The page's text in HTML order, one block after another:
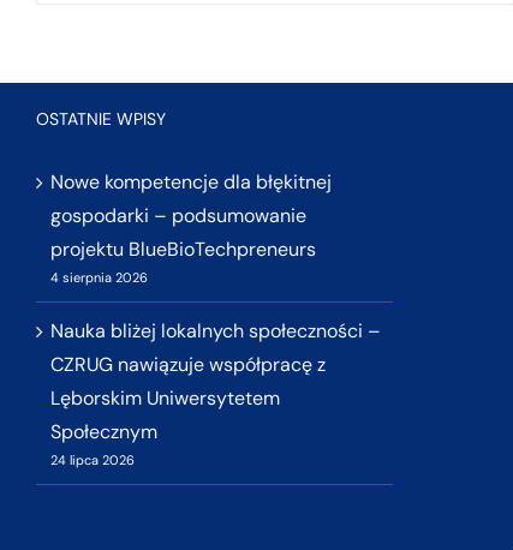
OSTATNIE WPISY
Nowe kompetencje dla błękitnej
gospodarki – podsumowanie
projektu BlueBioTechpreneurs
4 sierpnia 2026
Nauka bliżej lokalnych społeczności –
CZRUG nawiązuje współpracę z
Lęborskim Uniwersytetem
Społecznym
24 lipca 2026